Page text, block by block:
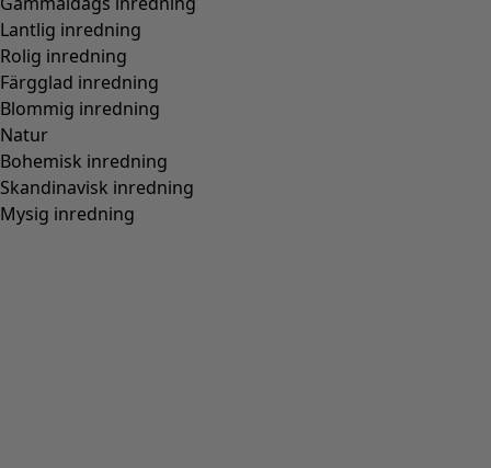
Lantlig inredning
Rolig inredning
Färgglad inredning
Blommig inredning
Natur
Bohemisk inredning
Skandinavisk inredning
Mysig inredning